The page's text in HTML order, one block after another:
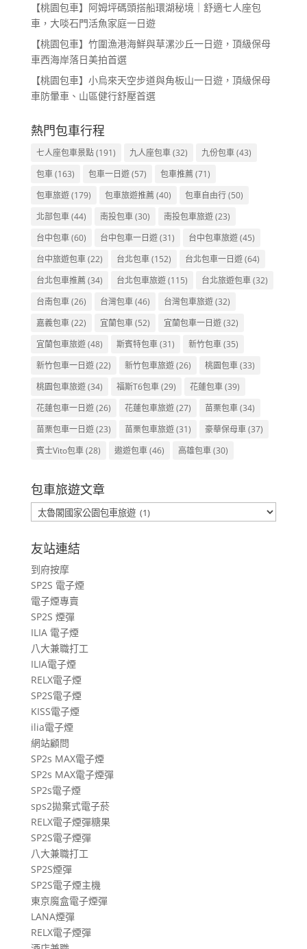
【桃園包車】阿姆坪碼頭搭船環湖秘境｜舒適七人座包
車，大啖石門活魚家庭一日遊
【桃園包車】竹圍漁港海鮮與草漯沙丘一日遊，頂級保母
車西海岸落日美拍首選
【桃園包車】小烏來天空步道與角板山一日遊，頂級保母
車防暈車、山區健行舒壓首選
熱門包車行程
七人座包車景點(191) 九人座包車(32) 九份包車(43)
包車(163) 包車一日遊(57) 包車推薦(71)
包車旅遊(179) 包車旅遊推薦(40) 包車自由行(50)
北部包車(44) 南投包車(30) 南投包車旅遊(23)
台中包車(60) 台中包車一日遊(31) 台中包車旅遊(45)
台中旅遊包車(22) 台北包車(152) 台北包車一日遊(64)
台北包車推薦(34) 台北包車旅遊(115) 台北旅遊包車(32)
台南包車(26) 台灣包車(46) 台灣包車旅遊(32)
嘉義包車(22) 宜蘭包車(52) 宜蘭包車一日遊(32)
宜蘭包車旅遊(48) 斯賓特包車(31) 新竹包車(35)
新竹包車一日遊(22) 新竹包車旅遊(26) 桃園包車(33)
桃園包車旅遊(34) 福斯T6包車(29) 花蓮包車(39)
花蓮包車一日遊(26) 花蓮包車旅遊(27) 苗栗包車(34)
苗栗包車一日遊(23) 苗栗包車旅遊(31) 豪華保母車(37)
賓士Vito包車(28) 遨遊包車(46) 高雄包車(30)
包車旅遊文章
包
車
旅
遊
文
章
友站連結
到府按摩
SP2S 電子煙
電子煙專賣
SP2S 煙彈
ILIA 電子煙
八大兼職打工
ILIA電子煙
RELX電子煙
SP2S電子煙
KISS電子煙
ilia電子煙
網站顧問
SP2s MAX電子煙
SP2s MAX電子煙彈
SP2s電子煙
sps2拋棄式電子菸
RELX電子煙彈糖果
SP2S電子煙彈
八大兼職打工
SP2S煙彈
SP2S電子煙主機
東京魔盒電子煙彈
LANA煙彈
RELX電子煙彈